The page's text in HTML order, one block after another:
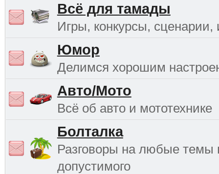
Всё для тамады
Игры, конкурсы, сценарии,
Юмор
Делимся хорошим
Авто/Мото
Всё об авто и мототехнике
Болталка
Разговоры на любые темы
допустимого